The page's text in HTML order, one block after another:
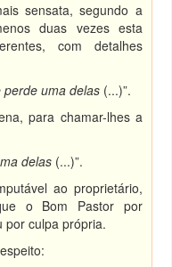
sensata, segundo a
duas vezes esta
com detalhes
uma delas (...)”.
para chamar-lhes a
delas (...)”.
ao proprietário,
o Bom Pastor por
por culpa própria.